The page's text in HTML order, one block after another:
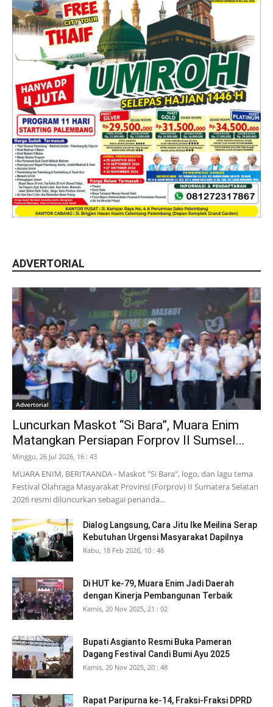
ADVERTORIAL
Advertorial
Luncurkan Maskot “Si Bara”, Muara Enim
Matangkan Persiapan Forprov II Sumsel...
Minggu, 26 Jul 2026, 16 : 43
MUARA ENIM, BERITAANDA - Maskot "Si Bara", logo, dan lagu tema
Festival Olahraga Masyarakat Provinsi (Forprov) II Sumatera Selatan
2026 resmi diluncurkan sebagai penanda...
Dialog Langsung, Cara Jitu Ike Meilina Serap
Kebutuhan Urgensi Masyarakat Dapilnya
Rabu, 18 Feb 2026, 10 : 48
Di HUT ke-79, Muara Enim Jadi Daerah
dengan Kinerja Pembangunan Terbaik
Kamis, 20 Nov 2025, 21 : 02
Bupati Asgianto Resmi Buka Pameran
Dagang Festival Candi Bumi Ayu 2025
Kamis, 20 Nov 2025, 20 : 48
Rapat Paripurna ke-14, Fraksi-Fraksi DPRD